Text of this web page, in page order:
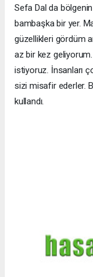
Sefa Dal da
bambaşka bir yer.
güzellikleri gördüm
az bir kez geliyorum.
istiyoruz. İnsanları
sizi misafir ederler.
kullandı.